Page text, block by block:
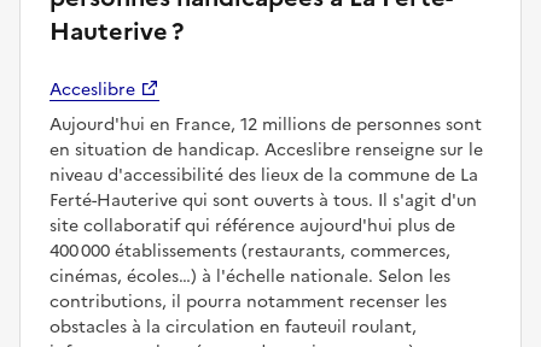
Hauterive ?
Acceslibre
Aujourd'hui en France, 12 millions de personnes sont
en situation de handicap. Acceslibre renseigne sur le
niveau d'accessibilité des lieux de la commune de La
Ferté-Hauterive qui sont ouverts à tous. Il s'agit d'un
site collaboratif qui référence aujourd'hui plus de
400 000 établissements (restaurants, commerces,
cinémas, écoles…) à l'échelle nationale. Selon les
contributions, il pourra notamment recenser les
obstacles à la circulation en fauteuil roulant,